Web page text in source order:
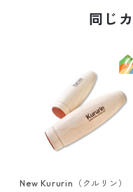
同じ
New Kururin（クルリン）